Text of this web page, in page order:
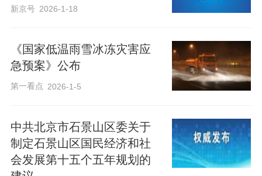
新京号 2026-1-18
《国家低温雨雪冰冻灾害应
急预案》公布
第一看点 2026-1-5
中共北京市石景山区委关于
制定石景山区国民经济和社
会发展第十五个五年规划的